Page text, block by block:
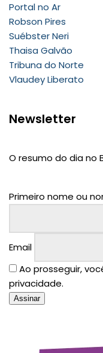
Portal no Ar
Robson Pires
Suébster Neri
Thaisa Galvão
Tribuna do Norte
Vlaudey Liberato
Newsletter
O resumo do dia no
Primeiro nome ou
Email
Ao prosseguir,
privacidade.